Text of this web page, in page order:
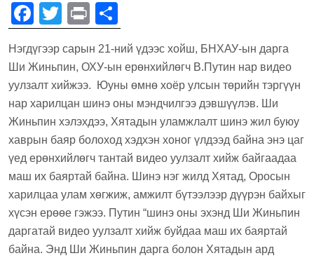
F
a
c
e
b
o
o
k
T
wi
tt
er
Pr
in
t
h
ar
e
Нэгдүгээр сарын 21-ний үдээс хойш, БНХАУ-ын дарга
Ши Жиньпин, ОХУ-ын ерөнхийлөгч В.Путин нар видео
уулзалт хийжээ. Юуны өмнө хоёр улсын төрийн тэргүүн
нар харилцан шинэ оны мэндчилгээ дэвшүүлэв. Ши
Жиньпин хэлэхдээ, Хятадын уламжлалт шинэ жил буюу
хаврын баяр болоход хэдхэн хоног үлдээд байна энэ цаг
үед ерөнхийлөгч тантай видео уулзалт хийж байгаадаа
маш их баяртай байна. Шинэ нэг жилд Хятад, Оросын
харилцаа улам хөгжиж, амжилт бүтээлээр дүүрэн байхыг
хүсэн ерөөе гэжээ. Путин “шинэ оны эхэнд Ши Жиньпин
даргатай видео уулзалт хийж буйдаа маш их баяртай
байна. Энд Ши Жиньпин дарга болон Хятадын ард